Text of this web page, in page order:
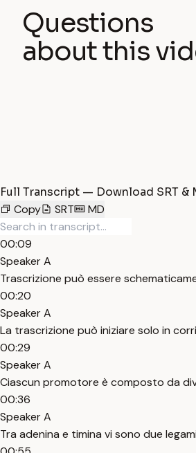
Questions
about this
Full Transcript — Download SRT &
Copy
SRT MD
00:09
Speaker A
Trascrizione può essere
00:20
Speaker A
La trascrizione può iniziare solo in
00:29
Speaker A
Ciascun promotore è composto da
00:36
Speaker A
Tra adenina e timina vi sono due